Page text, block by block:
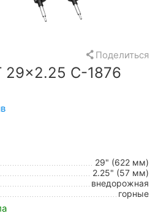
Поделиться
29x2.25 C-1876
29" (622 мм)
2.25" (57 мм)
внедорожная
горные